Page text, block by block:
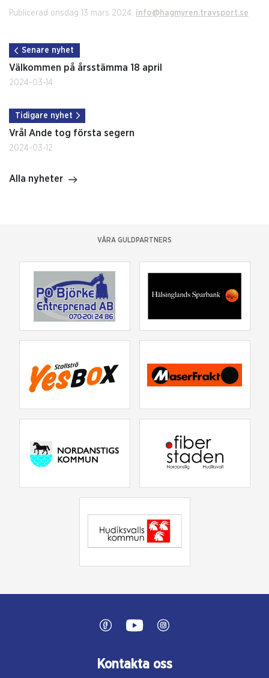
Publicerad onsdag 13 mars 2024. info@hagmyren.travsport.se
Senare nyhet
Välkommen på årsstämma 18 april
2024-03-14
Tidigare nyhet
Vrål Ande tog första segern
2024-03-12
Alla nyheter
VÅRA GULDPARTNERS
Kontakta oss